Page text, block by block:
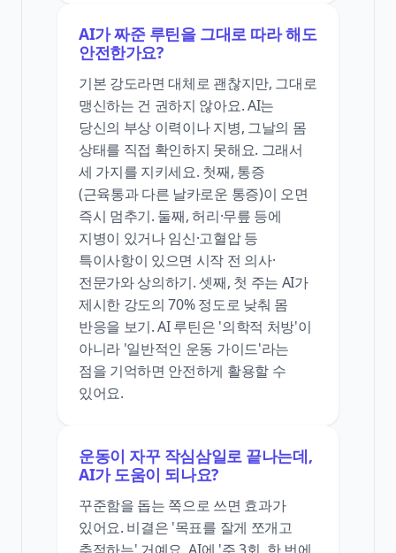
AI가 짜준 루틴을 그대로 따라 해도
안전한가요?
기본 강도라면 대체로 괜찮지만, 그대로
맹신하는 건 권하지 않아요. AI는
당신의 부상 이력이나 지병, 그날의 몸
상태를 직접 확인하지 못해요. 그래서
세 가지를 지키세요. 첫째, 통증
(근육통과 다른 날카로운 통증)이 오면
즉시 멈추기. 둘째, 허리·무릎 등에
지병이 있거나 임신·고혈압 등
특이사항이 있으면 시작 전 의사·
전문가와 상의하기. 셋째, 첫 주는 AI가
제시한 강도의 70% 정도로 낮춰 몸
반응을 보기. AI 루틴은 '의학적 처방'이
아니라 '일반적인 운동 가이드'라는
점을 기억하면 안전하게 활용할 수
있어요.
운동이 자꾸 작심삼일로 끝나는데,
AI가 도움이 되나요?
꾸준함을 돕는 쪽으로 쓰면 효과가
있어요. 비결은 '목표를 잘게 쪼개고